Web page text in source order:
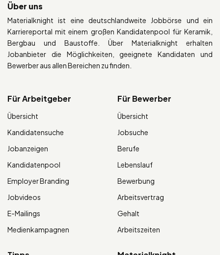
Über uns
Materialknight ist eine deutschlandweite Jobbörse und ein
Karriereportal mit einem großen Kandidatenpool für Keramik,
Bergbau und Baustoffe. Über Materialknight erhalten
Jobanbieter die Möglichkeiten, geeignete Kandidaten und
Bewerber aus allen Bereichen zu finden.
Für Arbeitgeber
Übersicht
Kandidatensuche
Jobanzeigen
Kandidatenpool
Employer Branding
Jobvideos
E-Mailings
Medienkampagnen
Für Bewerber
Übersicht
Jobsuche
Berufe
Lebenslauf
Bewerbung
Arbeitsvertrag
Gehalt
Arbeitszeiten